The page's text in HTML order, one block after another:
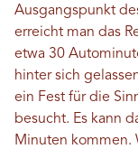
Ausgangspunkt
erreicht man das
etwa 30
hinter sich
ein Fest für die
besucht. Es kann
Minuten kommen.